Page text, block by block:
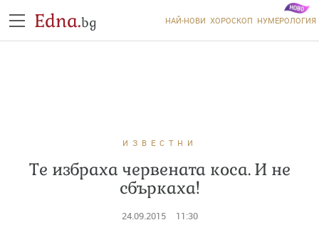
Edna.bg НАЙ-НОВИ ХОРОСКОП НУМЕРОЛОГИЯ
ИЗВЕСТНИ
Те избраха червената коса. И не
сбъркаха!
24.09.2015 11:30